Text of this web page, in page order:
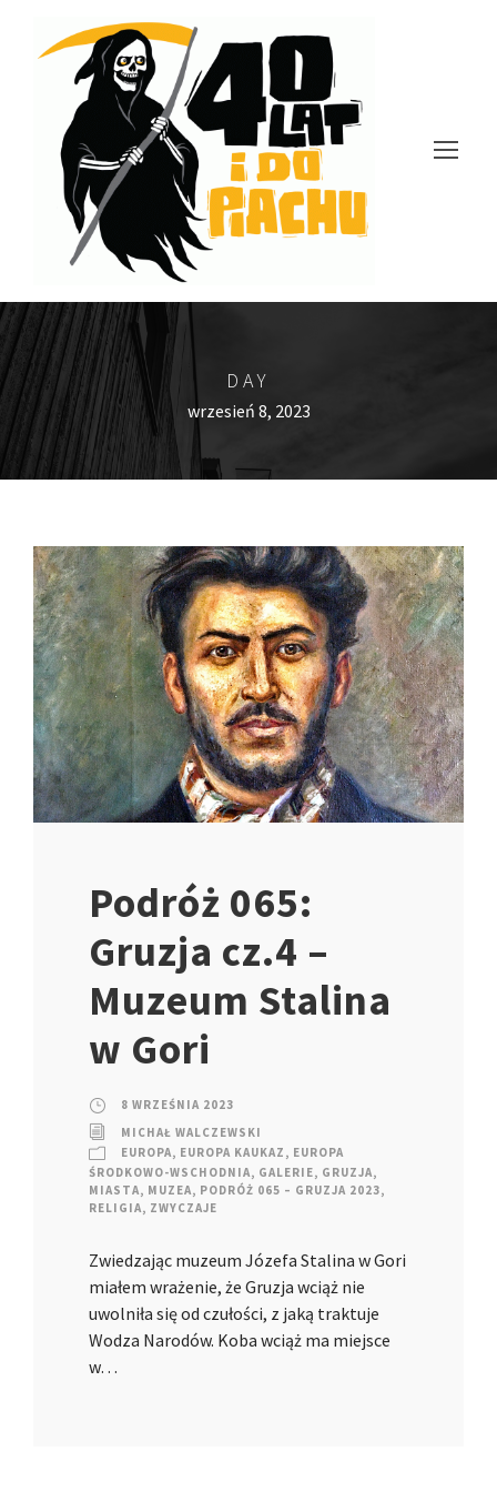
DAY
wrzesień 8, 2023
Podróż 065:
Gruzja cz.4 –
Muzeum Stalina
w Gori
8 WRZEŚNIA 2023
MICHAŁ WALCZEWSKI
EUROPA, EUROPA KAUKAZ , EUROPA
ŚRODKOWO-WSCHODNIA, GALERIE, GRUZJA,
MIASTA, MUZEA, PODRÓŻ 065 – GRUZJA 2023,
RELIGIA, ZWYCZAJE
Zwiedzając muzeum Józefa Stalina w Gori
miałem wrażenie, że Gruzja wciąż nie
uwolniła się od czułości, z jaką traktuje
Wodza Narodów. Koba wciąż ma miejsce
w…